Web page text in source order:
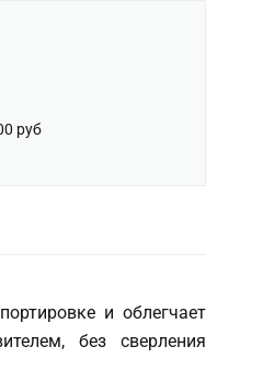
руб
и облегчает
без сверления